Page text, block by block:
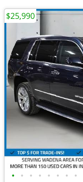
• • • • • • • •
$25,990